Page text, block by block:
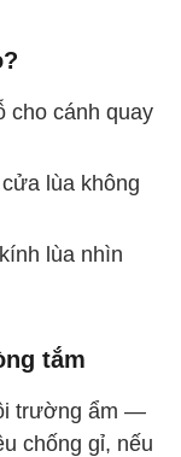
cho cánh quay
cửa lùa không
lùa nhìn
tắm
trường ẩm —
chống gỉ, nếu